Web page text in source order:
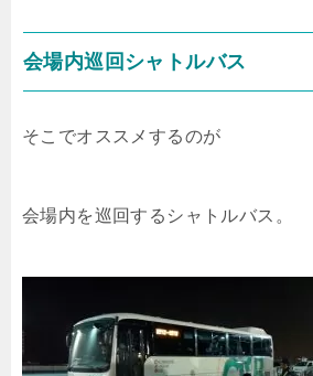
会場内巡回シャトルバス
そこでオススメするのが
会場内を巡回するシャトルバス。